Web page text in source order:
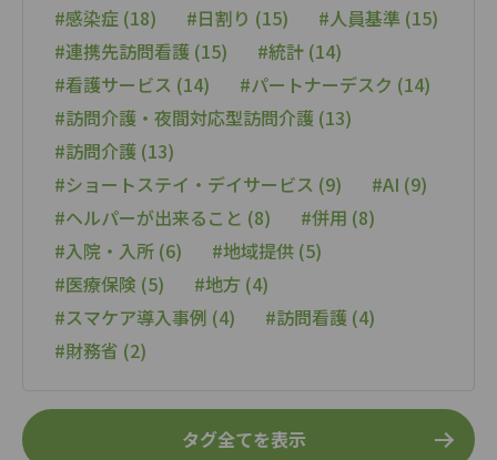
#感染症 (18)
#日割り (15)
#人員基準 (15)
#連携先訪問看護 (15)
#統計 (14)
#看護サービス (14)
#パートナーデスク (14)
#訪問介護・夜間対応型訪問介護 (13)
#訪問介護 (13)
#ショートステイ・デイサービス (9)
#AI (9)
#ヘルパーが出来ること (8)
#併用 (8)
#入院・入所 (6)
#地域提供 (5)
#医療保険 (5)
#地方 (4)
#スマケア導入事例 (4)
#訪問看護 (4)
#財務省 (2)
タグ全てを表示